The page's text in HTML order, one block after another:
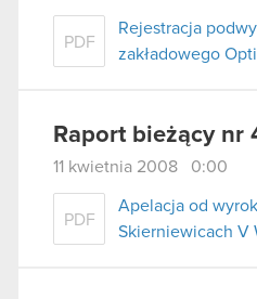
PDF
Rejestracja
zakładowego
Raport bieżący nr
11 kwietnia 2008 0:00
PDF
Apelacja od
Skierniewicach V